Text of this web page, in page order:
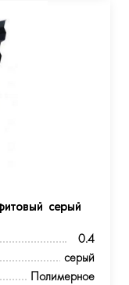
серый
0.4
серый
Полимерное